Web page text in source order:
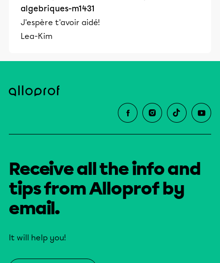
algebriques-m1431
J'espère t'avoir aidé!
Lea-Kim
Receive all the info and
tips from Alloprof by
email.
It will help you!